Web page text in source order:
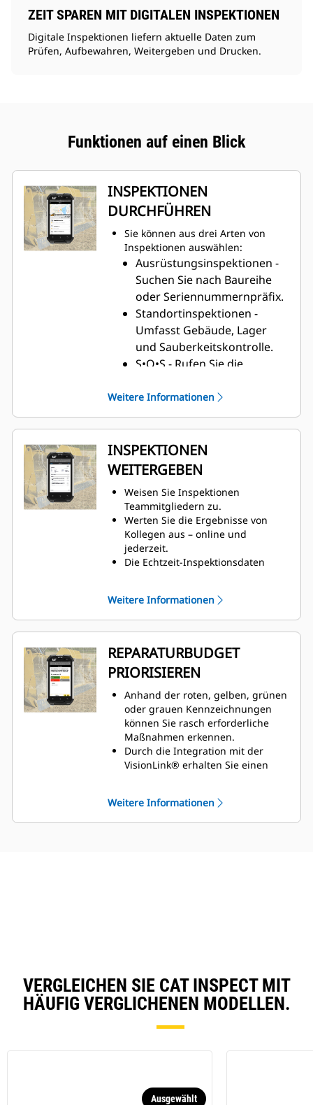
ZEIT SPAREN MIT DIGITALEN INSPEKTIONEN
Digitale Inspektionen liefern aktuelle Daten zum
Prüfen, Aufbewahren, Weitergeben und Drucken.
Funktionen auf einen Blick
INSPEKTIONEN
DURCHFÜHREN
Sie können aus drei Arten von
Inspektionen auswählen:
Ausrüstungsinspektionen -
Suchen Sie nach Baureihe
oder Seriennummernpräfix.
Standortinspektionen -
Umfasst Gebäude, Lager
und Sauberkeitskontrolle.
S•O•S - Rufen Sie die
Flüssigkeitsanalysen ab, um
ein besseres Verständnis
des Zustands Ihrer
Ausrüstung zu erlangen.
Weitere Informationen
INSPEKTIONEN
WEITERGEBEN
Weisen Sie Inspektionen
Teammitgliedern zu.
Werten Sie die Ergebnisse von
Kollegen aus – online und
jederzeit.
Die Echtzeit-Inspektionsdaten
Nutzen Sie Cat Inspect Web, die
ergänzende Webanwendung für
Cat Inspect, wenn Sie an Ihrem PC
arbeiten.
Weitere Informationen
REPARATURBUDGET
PRIORISIEREN
Anhand der roten, gelben, grünen
oder grauen Kennzeichnungen
können Sie rasch erforderliche
Maßnahmen erkennen.
Durch die Integration mit der
VisionLink® erhalten Sie einen
Weitere Informationen
VERGLEICHEN SIE CAT INSPECT MIT
HÄUFIG VERGLICHENEN MODELLEN.
Ausgewählt